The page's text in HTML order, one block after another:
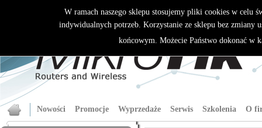
Nowości Promocje Wyprzedaże Serwis Szkolenia O
W ramach naszego sklepu stosujemy pliki cookies w celu
indywidualnych potrzeb. Korzystanie ze sklepu bez zmiany
końcowym. Możecie Państwo dokonać w